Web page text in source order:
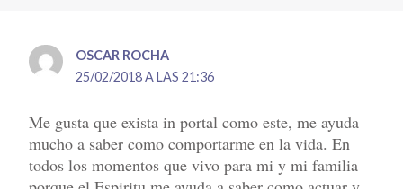
OSCAR ROCHA
25/02/2018 A LAS 21:36
Me gusta que exista in portal como este, me ayuda
mucho a saber como comportarme en la vida. En
todos los momentos que vivo para mi y mi familia